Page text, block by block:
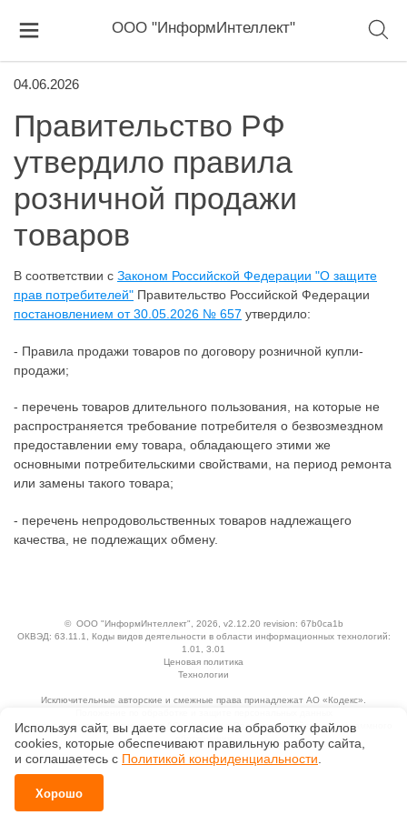
ООО "ИнформИнтеллект"
04.06.2026
Правительство РФ
утвердило правила
розничной продажи
товаров
В соответствии с Законом Российской Федерации "О защите
прав потребителей" Правительство Российской Федерации
постановлением от 30.05.2026 № 657 утвердило:
- Правила продажи товаров по договору розничной купли-
продажи;
- перечень товаров длительного пользования, на которые не
распространяется требование потребителя о безвозмездном
предоставлении ему товара, обладающего этими же
основными потребительскими свойствами, на период ремонта
или замены такого товара;
- перечень непродовольственных товаров надлежащего
качества, не подлежащих обмену.
© ООО "ИнформИнтеллект" , 2026, v2.12.20 revision: 67b0ca1b
ОКВЭД: 63.11.1, Коды видов деятельности в области информационных технологий:
1.01, 3.01
Ценовая политика
Технологии
Исключительные авторские и смежные права принадлежат АО «Кодекс».
Справка о регистрации продуктов АО «Кодекс» в Реестре российского программного
Используя сайт, вы даете согласие на обработку файлов
сооkiеs, которые обеспечивают правильную работу сайта,
и соглашаетесь с Политикой конфиденциальности
Хорошо